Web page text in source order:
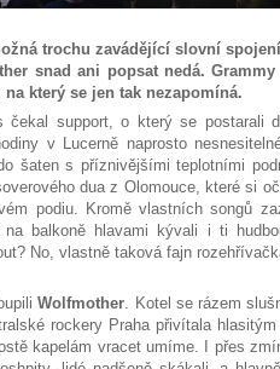
trochu zavádějící slovní
snad ani popsat nedá.
který se jen tak nezapomíná.
čekal support, o který se postarali
v Lucerně naprosto
šaten s příznivějšími teplotními
dua z Olomouce, které si
podiu. Kromě vlastních songů
balkoně hlavami kývali i ti
No, vlastně taková fajn
Wolfmother. Kotel se rázem
rockery Praha přivítala
kapelám vracet umíme. I přes